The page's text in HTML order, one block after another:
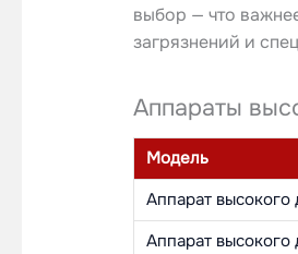
выбор — что
загрязнений и
Аппараты
Модель
Аппарат
Аппарат